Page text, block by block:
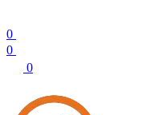
0
0
0